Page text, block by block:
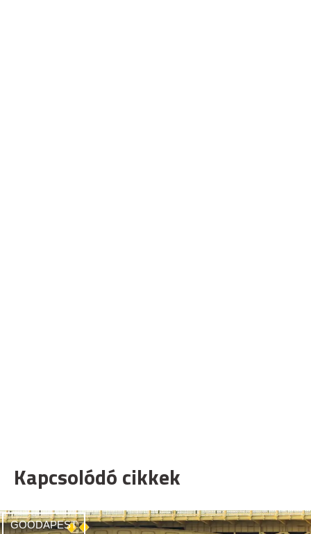
Kapcsolódó cikkek
GOODAPEST